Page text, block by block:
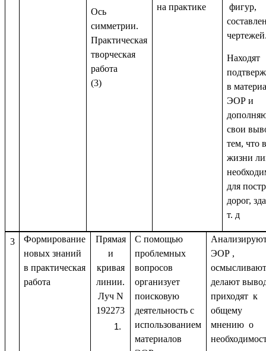
Ось
симметрии.
Практическая
творческая
работа
(3)
на практике
фигур,
Находят
в
ЭОР и
свои
тем, что
жизни
для
дорог,
т. д
3
Формирование
новых знаний
в практическая
работа
Прямая
и
кривая
линии.
Луч N
192273
С помощью
проблемных
вопросов
организует
поисковую
деятельность с
использованием
материалов
ЭОР ,
делают
приходят к
общему
мнению о